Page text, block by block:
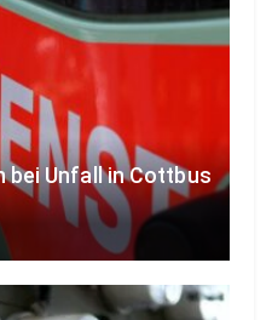
bei Unfall in Cottbus